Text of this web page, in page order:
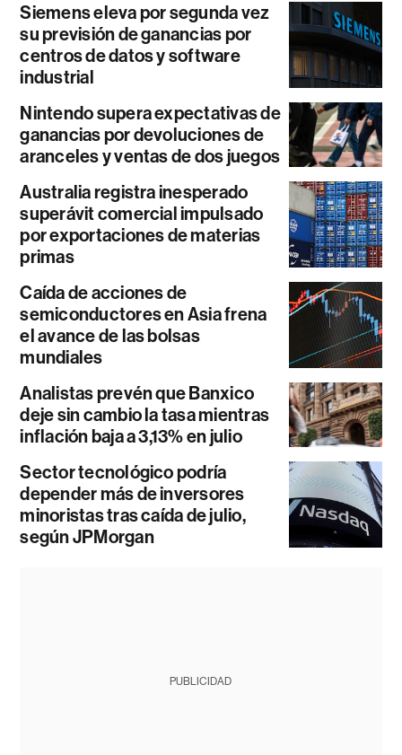
Siemens eleva por segunda vez
su previsión de ganancias por
centros de datos y software
industrial
Nintendo supera expectativas de
ganancias por devoluciones de
aranceles y ventas de dos juegos
Australia registra inesperado
superávit comercial impulsado
por exportaciones de materias
primas
Caída de acciones de
semiconductores en Asia frena
el avance de las bolsas
mundiales
Analistas prevén que Banxico
deje sin cambio la tasa mientras
inflación baja a 3,13% en julio
Sector tecnológico podría
depender más de inversores
minoristas tras caída de julio,
según JPMorgan
PUBLICIDAD